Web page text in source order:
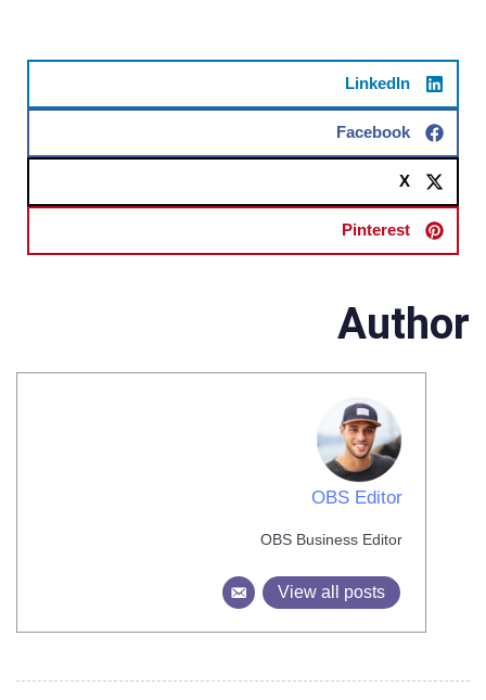
LinkedIn
Facebook
X
Pinterest
Author
OBS Editor
OBS Business Editor
View all posts